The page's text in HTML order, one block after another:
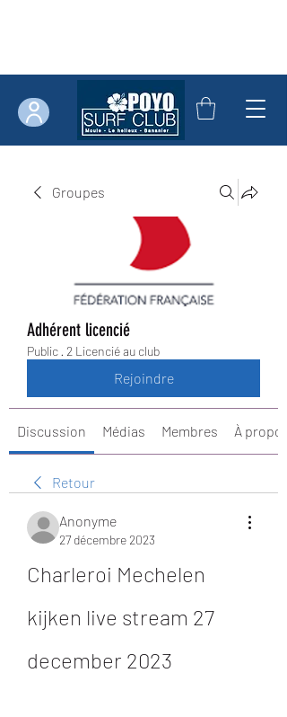
Groupes
Adhérent licencié
Public · 2 Licencié au club
Rejoindre
Discussion Médias Membres À propos
Retour
Anonyme
27 décembre 2023
Charleroi Mechelen
kijken live stream 27
december 2023